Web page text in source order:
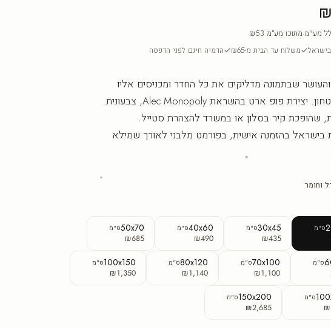
מע"מ·מתוכו מע״מ ₪53
משלוח עד הבית מ-₪65 הדמיה חינם לפני הדפסה
שבתמונה מדליקים את כל החדר ומכניסים אליו
חיוך וביטחון. יצירת פופ ארט בהשראת Alec Monopoly, צבעונית
שהופכת קיר בסלון או במשרד להצהרת סטייל.
בישראל בהזמנה אישית, בפורמט מלבני לאורך שמילא
וחומר
ס"מ 30x45ס"מ
₪435
40x60ס"מ
₪490
50x70ס"מ
₪685
ס"מ 70x100ס"מ
₪1,100
80x120ס"מ
₪1,140
100x150ס"מ
₪1,350
ס"מ 150x200ס"מ
₪2,685